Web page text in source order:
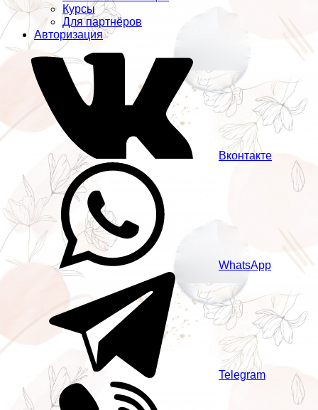
Курсы
Для партнёров
Авторизация
Вконтакте
WhatsApp
Telegram